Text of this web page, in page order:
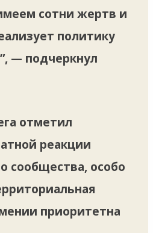
сотни жертв и
политику
— подчеркнул
отметил
реакции
сообщества, особо
приоритетна